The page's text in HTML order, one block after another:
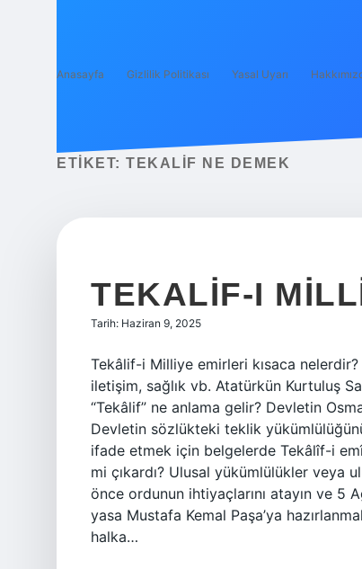
Anasayfa Gizlilik Politikası Yasal Uyarı
ETIKET: TEKALIF NE DEMEK
TEKALIF-I
Tarih: Haziran 9, 2025
Tekâlif-i Milliye emirleri kısaca
iletişim, sağlık vb. Atatürkün Kurtuluş
“Tekâlif” ne anlama gelir? Devletin
Devletin sözlükteki teklik
ifade etmek için belgelerde Tekâlîf-i
mi çıkardı? Ulusal yükümlülükler veya
önce ordunun ihtiyaçlarını atayın ve 5
yasa Mustafa Kemal Paşa’ya
halka…